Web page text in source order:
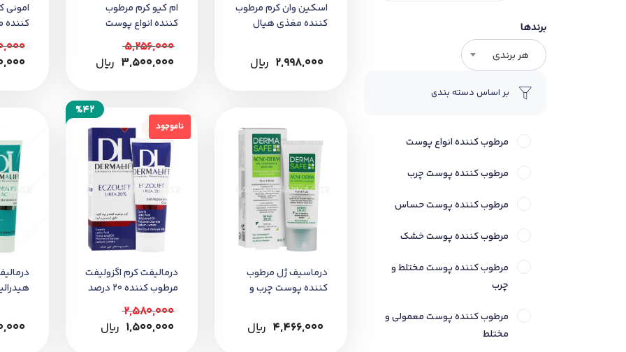
برندها
هر برندی
بر اساس دسته بندی
مرطوب کننده انواع پوست
مرطوب کننده پوست چرب
مرطوب کننده پوست حساس
مرطوب کننده پوست خشک
مرطوب کننده پوست مختلط و
چرب
مرطوب کننده پوست معمولی و
مختلط
اسکین وان کرم مرطوب
کننده مغذی هیال
2,998,000 ﷼
ام کیو کرم مرطوب
کننده انواع پوست
5,256,000
3,500,000 ﷼
امونی
چرب و
درماسیف ژل مرطوب
کننده پوست چرب و
4,466,000 ﷼
ناموجود
%42
ناموجود
درمالیفت کرم اگزولیفت
مرطوب کننده 20 درصد
اوره
2,580,000
1,500,000 ﷼
های